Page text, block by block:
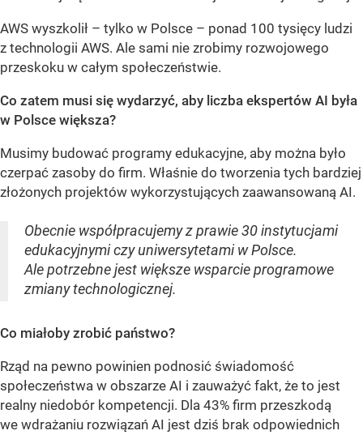
AWS wyszkolił – tylko w Polsce – ponad 100 tysięcy ludzi
z technologii AWS. Ale sami nie zrobimy rozwojowego
przeskoku w całym społeczeństwie.
Co zatem musi się wydarzyć, aby liczba ekspertów AI była
w Polsce większa?
Musimy budować programy edukacyjne, aby można było
czerpać zasoby do firm. Właśnie do tworzenia tych bardziej
złożonych projektów wykorzystujących zaawansowaną AI.
Obecnie współpracujemy z prawie 30 instytucjami
edukacyjnymi czy uniwersytetami w Polsce.
Ale potrzebne jest większe wsparcie programowe
zmiany technologicznej.
Co miałoby zrobić państwo?
Rząd na pewno powinien podnosić świadomość
społeczeństwa w obszarze AI i zauważyć fakt, że to jest
realny niedobór kompetencji. Dla 43% firm przeszkodą
we wdrażaniu rozwiązań AI jest dziś brak odpowiednich